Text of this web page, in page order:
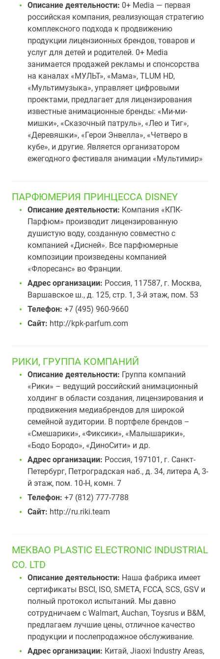
Описание деятельности: 0+ Media — первая
российская компания, реализующая стратегию
комплексного подхода к продвижению
продукции лицензионных брендов, товаров и
услуг для детей и родителей. 0+ Media
занимается продажей рекламы и спонсорства
на каналах «МУЛЬТ», «Мама», TLUM HD,
«Мультимузыка», управляет цифровыми
проектами, предлагает для лицензирования
известные анимационные бренды: «Ми-ми-
мишки», «Сказочный патруль», «Лео и Тиг»,
«Деревяшки», «Герои Энвелла», «Четверо в
кубе», и другие. Является организатором
ежегодного фестиваля анимации «Мультимир»
ПАРФЮМЕРИЯ ПРИНЦЕССА DISNEY
Описание деятельности: Компания «КПК-
Парфюм» производит лицензированную
душистую воду, созданную совместно с
компанией «Дисней». Все парфюмерные
композиции произведены компанией
«Флоресанс» во Франции.
Адрес организации: Россия, 117587, г. Москва,
Варшавское ш., д. 125, стр. 1, 3-й этаж, пом. 53
Телефон: +7 (495) 960-9660
Сайт: http://kpk-parfum.com
РИКИ, ГРУППА КОМПАНИЙ
Описание деятельности: Группа компаний
«Рики» – ведущий российский анимационный
холдинг в области создания, лицензирования и
продвижения медиабрендов для широкой
семейной аудитории. В портфеле брендов –
«Смешарики», «Фиксики», «Малышарики»,
«Бодо Бородо», «ДиноСити» и др.
Адрес организации: Россия, 197101, г. Санкт-
Петербург, Петроградская наб., д. 34, литера А, 3-
й этаж, пом. 10-Н, комн. 7
Телефон: +7 (812) 777-7788
Сайт: http://ru.riki.team
MEKBAO PLASTIC ELECTRONIC INDUSTRIAL
CO. LTD
Описание деятельности: Наша фабрика имеет
сертификаты BSCI, ISO, SMETA, FCCA, SCS, GSV и
полный протокол испытаний. Мы давно
сотрудничаем с Walmart, Auchan, Toysrus и B&M,
предлагаем лучшие цены, отличное качество
продукции и послепродажное обслуживание.
Адрес организации: Китай, Jiaoxi Industry Areas,